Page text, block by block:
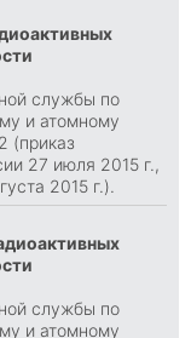
службы по
и атомному
(приказ
27 июля 2015 г.,
2015 г.).
службы по
и атомному